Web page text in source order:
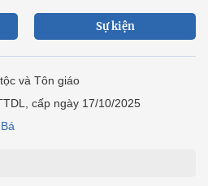
Sự kiện
và Tôn giáo
cấp ngày 17/10/2025